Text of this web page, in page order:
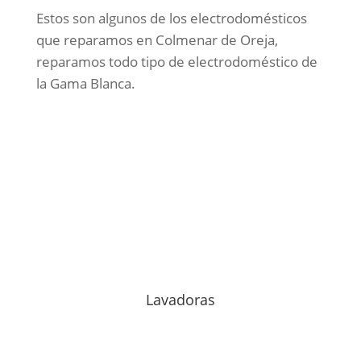
Estos son algunos de los electrodomésticos
que reparamos en Colmenar de Oreja,
reparamos todo tipo de electrodoméstico de
la Gama Blanca.
Lavadoras